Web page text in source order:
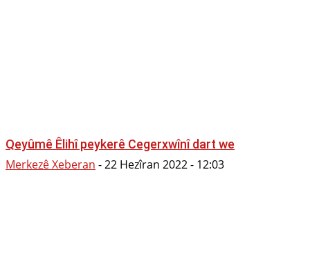
Qeyûmê Êlihî peykerê Cegerxwînî dart we
Merkezê Xeberan -22 Hezîran 2022 - 12:03